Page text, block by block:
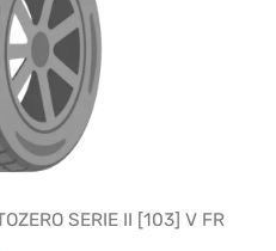
SERIE II [103] V FR